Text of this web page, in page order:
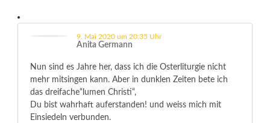
Anita Germann
9. Mai 2020 um 20:35 Uhr
Nun sind es Jahre her, dass ich die Osterliturgie nicht
mehr mitsingen kann. Aber in dunklen Zeiten bete ich
das dreifache“lumen Christi“,
Du bist wahrhaft auferstanden! und weiss mich mit
Einsiedeln verbunden.